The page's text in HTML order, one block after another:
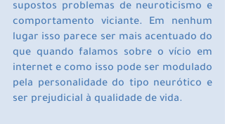
supostos problemas de neuroticismo e
comportamento viciante. Em nenhum
lugar isso parece ser mais acentuado do
que quando falamos sobre o vício em
internet e como isso pode ser modulado
pela personalidade do tipo neurótico e
ser prejudicial à qualidade de vida.